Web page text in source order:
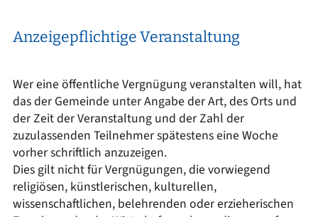
Anzeigepflichtige Veranstaltung
Wer eine öffentliche Vergnügung veranstalten will, hat
das der Gemeinde unter Angabe der Art, des Orts und
der Zeit der Veranstaltung und der Zahl der
zuzulassenden Teilnehmer spätestens eine Woche
vorher schriftlich anzuzeigen.
Dies gilt nicht für Vergnügungen, die vorwiegend
religiösen, künstlerischen, kulturellen,
wissenschaftlichen, belehrenden oder erzieherischen